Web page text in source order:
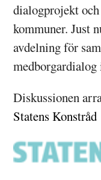
dialogprojekt
kommuner. Just
avdelning för
medborgardialog
Diskussionen
Statens Konstråd